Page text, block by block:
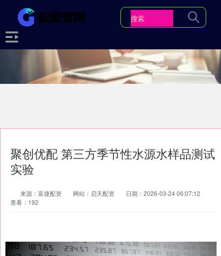
聚创优配 第三方季节性水源水样品测试
实验
来源：富捷配资 网站：启天配资
日期：2026-03-24 06:07:12
查看：192